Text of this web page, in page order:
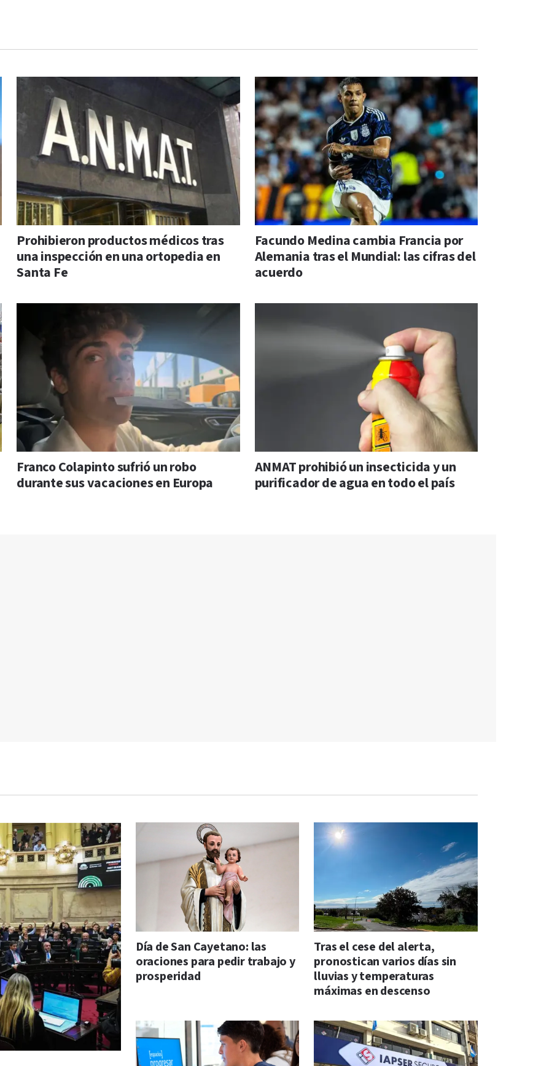
Prohibieron productos médicos tras
una inspección en una ortopedia en
Santa Fe
Facundo Medina cambia Francia por
Alemania tras el Mundial: las cifras del
acuerdo
Franco Colapinto sufrió un robo
durante sus vacaciones en Europa
ANMAT prohibió un insecticida y un
purificador de agua en todo el país
Día de San Cayetano: las
oraciones para pedir trabajo y
prosperidad
Tras el cese del alerta,
pronostican varios días sin
lluvias y temperaturas
máximas en descenso